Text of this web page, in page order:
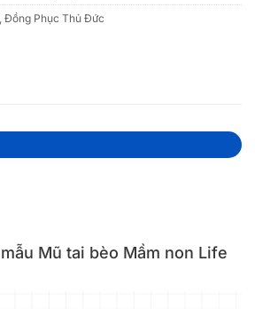
, Đồng Phục Thủ Đức
Mũ tai bèo Mầm non Life